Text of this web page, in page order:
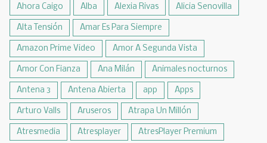
Ahora Caigo Alba Alexia Rivas Alicia Senovilla
Alta Tensión Amar Es Para Siempre
Amazon Prime Video Amor A Segunda Vista
Amor Con Fianza Ana Milán Animales nocturnos
Antena 3 Antena Abierta app Apps
Arturo Valls Aruseros Atrapa Un Millón
Atresmedia Atresplayer AtresPlayer Premium